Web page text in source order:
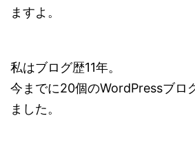
ますよ。
私はブログ歴11年。
今までに20個のWordPressブロ
ました。